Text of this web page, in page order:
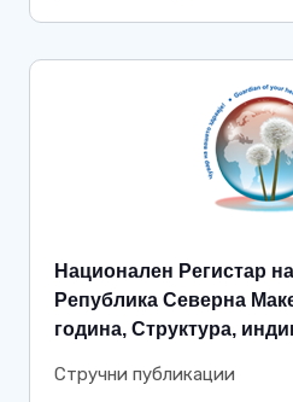
Национален Регистар
Република Северна
година, Структура,
Стручни публикации